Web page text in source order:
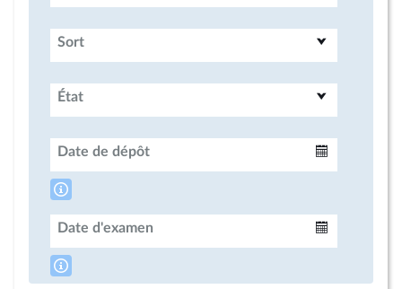
Sort
État
Date de dépôt
Date d'examen